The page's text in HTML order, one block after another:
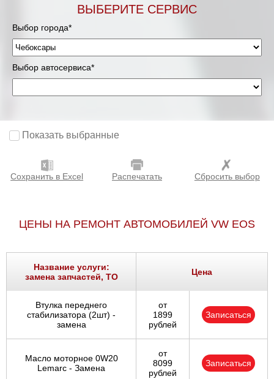
ВЫБЕРИТЕ СЕРВИС
Выбор города*
Выбор автосервиса*
Показать выбранные
Сохранить в Excel Распечатать Сбросить выбор
ЦЕНЫ НА РЕМОНТ АВТОМОБИЛЕЙ VW EOS
Название услуги:
замена запчастей, ТО
Цена
Втулка переднего
стабилизатора (2шт) -
замена
от
1899
рублей
Записаться
Масло моторное 0W20
Lemarc - Замена
от
8099
рублей
Записаться